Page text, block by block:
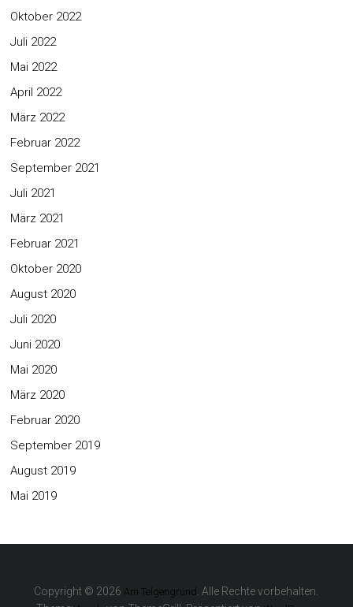
Oktober 2022
Juli 2022
Mai 2022
April 2022
März 2022
Februar 2022
September 2021
Juli 2021
März 2021
Februar 2021
Oktober 2020
August 2020
Juli 2020
Juni 2020
Mai 2020
März 2020
Februar 2020
September 2019
August 2019
Mai 2019
Copyright © 2026 Am Telgengrund
. Alle Rechte vorbehalten.